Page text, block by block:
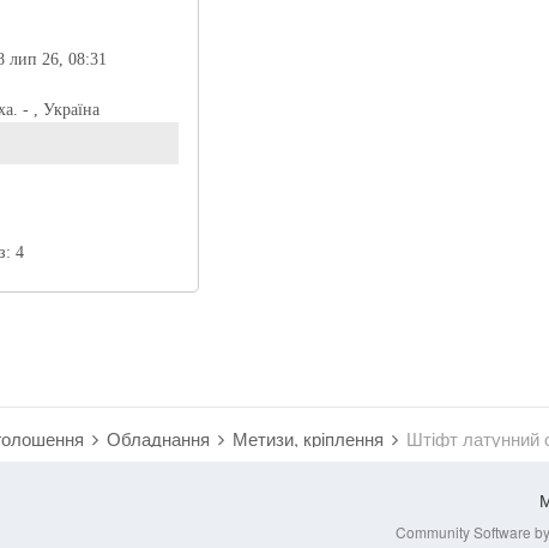
лип 26, 08:31
- , Україна
4
Обладнання Метизи, кріплення Штіфт латунний
Community Software